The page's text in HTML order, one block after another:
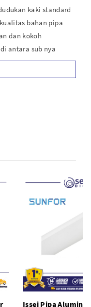
kaki standard
bahan pipa
dan kokoh
antara sub nya
di pindah
Issei Pipa